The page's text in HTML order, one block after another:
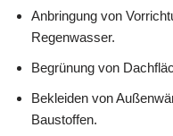
Anbringung von
Regenwasser.
Begrünung von
Bekleiden von
Baustoffen.